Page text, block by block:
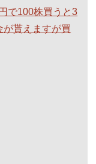
で100株買うと3
が貰えますが買